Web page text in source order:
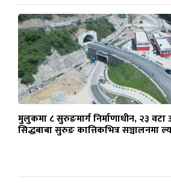
मुलुकमा ८ सुरुङमार्ग निर्माणाधीन, २३
सिद्धबाबा सुरुङ कात्तिकभित्र सञ्चालनमा